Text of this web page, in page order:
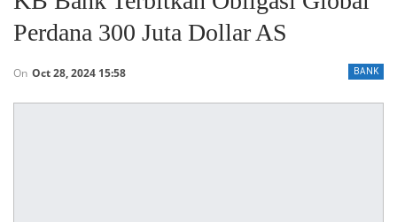
Perdana 300 Juta Dollar AS
BANK
On Oct 28, 2024 15:58